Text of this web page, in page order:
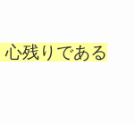
残りである